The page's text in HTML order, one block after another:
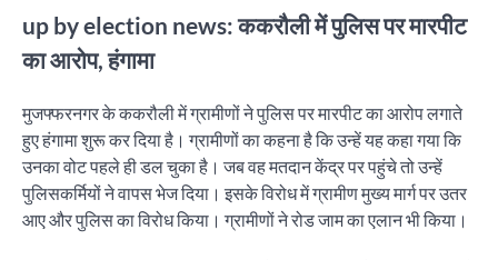
up by election news: ककरौली में पुलिस पर मारपीट
का आरोप, हंगामा
मुजफ्फरनगर के ककरौली में ग्रामीणों ने पुलिस पर मारपीट का आरोप लगाते
हुए हंगामा शुरू कर दिया है। ग्रामीणों का कहना है कि उन्हें यह कहा गया कि
उनका वोट पहले ही डल चुका है। जब वह मतदान केंद्र पर पहुंचे तो उन्हें
पुलिसकर्मियों ने वापस भेज दिया। इसके विरोध में ग्रामीण मुख्य मार्ग पर उतर
आए और पुलिस का विरोध किया। ग्रामीणों ने रोड जाम का एलान भी किया।